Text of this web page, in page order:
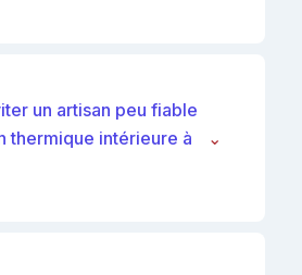
un artisan peu fiable
thermique intérieure à
⌄